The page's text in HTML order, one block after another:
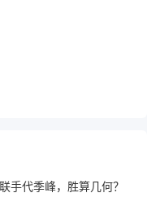
手代季峰，胜算几何？